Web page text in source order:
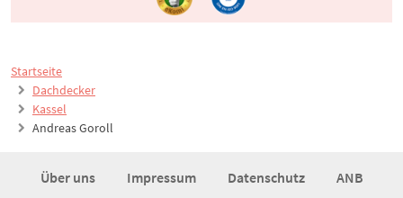
Startseite
Dachdecker
Kassel
Andreas Goroll
Über uns Impressum Datenschutz ANB